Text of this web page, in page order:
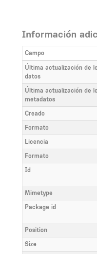
Información
Campo
Última actualización de
datos
Última actualización de
metadatos
Creado
Formato
Licencia
Formato
Id
Mimetype
Package id
Position
Size